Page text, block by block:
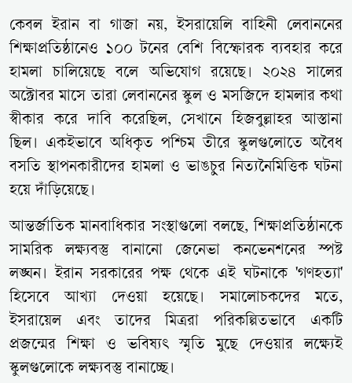
কেবল ইরান বা গাজা নয়, ইসরায়েলি বাহিনী লেবাননের
শিক্ষাপ্রতিষ্ঠানেও ১০০ টনের বেশি বিস্ফোরক ব্যবহার করে
হামলা চালিয়েছে বলে অভিযোগ রয়েছে। ২০২৪ সালের
অক্টোবর মাসে তারা লেবাননের স্কুল ও মসজিদে হামলার কথা
স্বীকার করে দাবি করেছিল, সেখানে হিজবুল্লাহর আস্তানা
ছিল। একইভাবে অধিকৃত পশ্চিম তীরে স্কুলগুলোতে অবৈধ
বসতি স্থাপনকারীদের হামলা ও ভাঙচুর নিত্যনৈমিত্তিক ঘটনা
হয়ে দাঁড়িয়েছে।
আন্তর্জাতিক মানবাধিকার সংস্থাগুলো বলছে, শিক্ষাপ্রতিষ্ঠানকে
সামরিক লক্ষ্যবস্তু বানানো জেনেভা কনভেনশনের স্পষ্ট
লঙ্ঘন। ইরান সরকারের পক্ষ থেকে এই ঘটনাকে 'গণহত্যা'
হিসেবে আখ্যা দেওয়া হয়েছে। সমালোচকদের মতে,
ইসরায়েল এবং তাদের মিত্ররা পরিকল্পিতভাবে একটি
প্রজন্মের শিক্ষা ও ভবিষ্যৎ স্মৃতি মুছে দেওয়ার লক্ষ্যেই
স্কুলগুলোকে লক্ষ্যবস্তু বানাচ্ছে।